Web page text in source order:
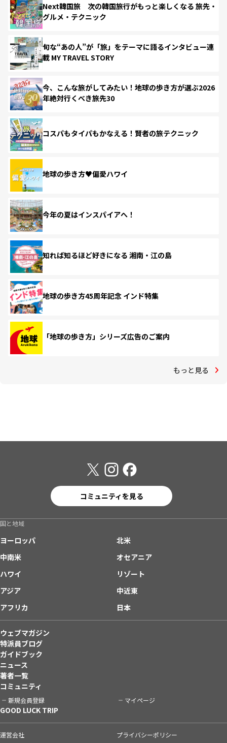
Next韓国旅 次の韓国旅行がもっと楽しくなる 旅先・
グルメ・テクニック
旬な“あの人”が「旅」をテーマに語るインタビュー連
載 MY TRAVEL STORY
今、こんな旅がしてみたい！地球の歩き方が選ぶ2026
年絶対行くべき旅先30
コスパもタイパもかなえる！賢者の旅テクニック
地球の歩き方♥偏愛ハワイ
今年の夏はインスパイアへ！
知れば知るほど好きになる 湘南・江の島
地球の歩き方45周年記念 インド特集
「地球の歩き方」シリーズ広告のご案内
もっと見る
コミュニティを見る
国と地域
ヨーロッパ
北米
中南米
オセアニア
ハワイ
リゾート
アジア
中近東
アフリカ
日本
ウェブマガジン
特派員ブログ
ガイドブック
ニュース
著者一覧
コミュニティ
新規会員登録 マイページ
GOOD LUCK TRIP
運営会社 プライバシーポリシー